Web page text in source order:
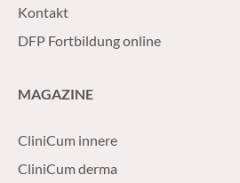
Kontakt
DFP Fortbildung online
MAGAZINE
CliniCum innere
CliniCum derma